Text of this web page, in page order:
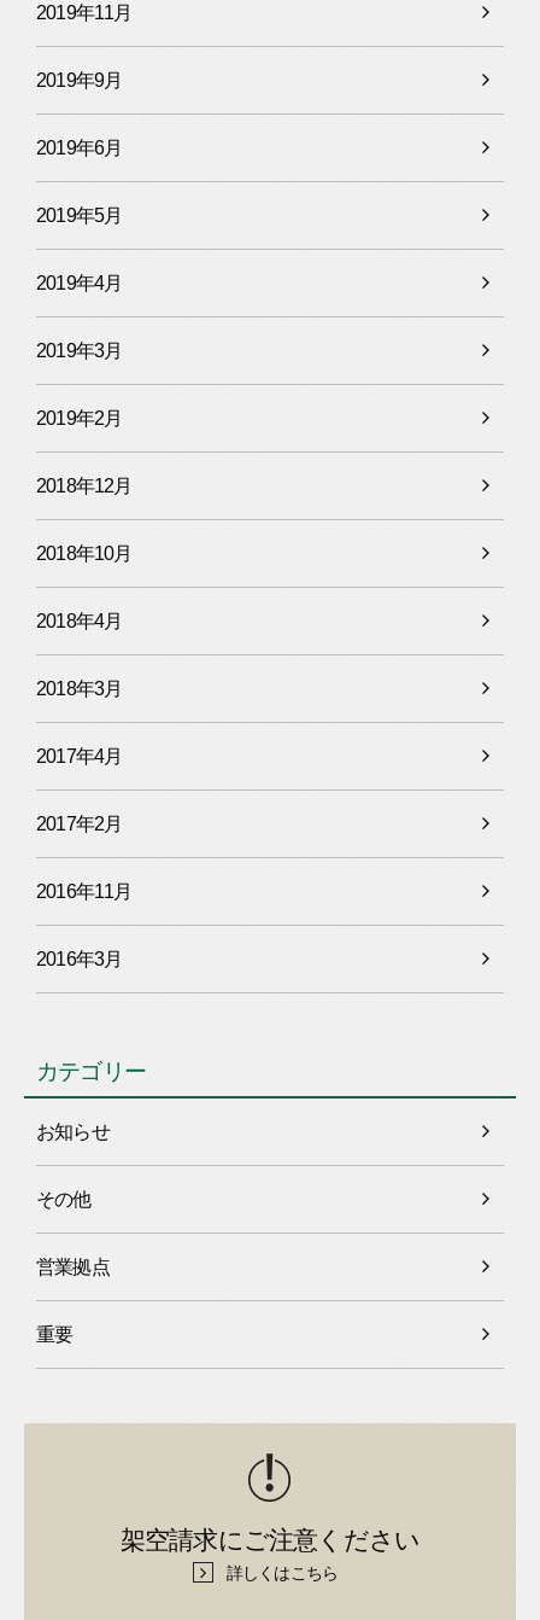
2019年11月
2019年9月
2019年6月
2019年5月
2019年4月
2019年3月
2019年2月
2018年12月
2018年10月
2018年4月
2018年3月
2017年4月
2017年2月
2016年11月
2016年3月
カテゴリー
お知らせ
その他
営業拠点
重要
架空請求にご注意ください
詳しくはこちら